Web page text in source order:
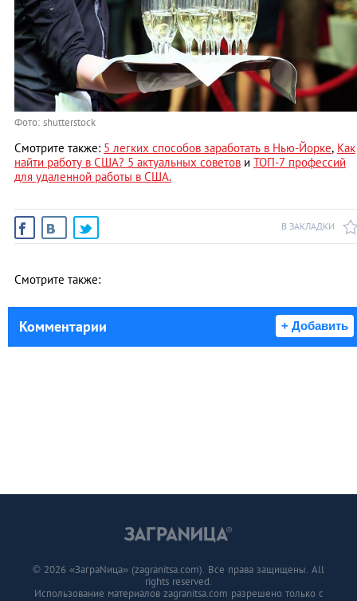
Фото: shutterstock
Смотрите также: 5 легких способов заработать в Нью-Йорке, Как
найти работу в США? 5 актуальных советов и ТОП-7 профессий
для удаленной работы в США.
В ЗАКЛАДКИ
Смотрите также:
Комментарии + Добавить
© 2026 «ЗаграNица» (zagranitsa.com). Все права защищены. All
rights reserved.
Использование материалов zagranitsa.com разрешено только с